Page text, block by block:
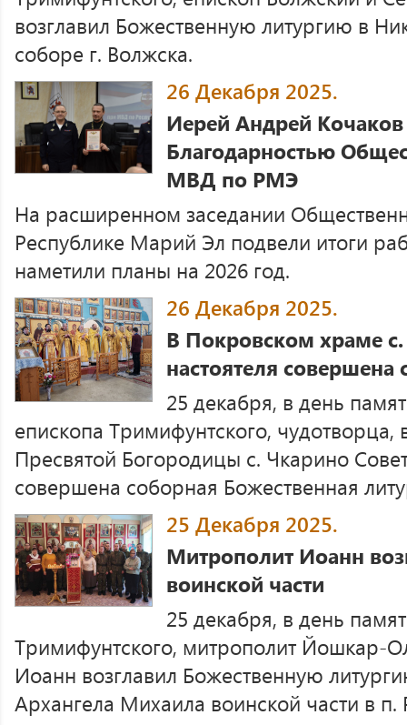
возглавил Божественную литургию в
соборе г. Волжска.
26 Декабря 2025.
Иерей Андрей
Благодарностью
МВД по РМЭ
На расширенном заседании
Республике Марий Эл подвели итоги
наметили планы на 2026 год.
26 Декабря 2025.
В Покровском храме
настоятеля совершена
25 декабря, в день
епископа Тримифунтского,
Пресвятой Богородицы с. Чкарино
совершена соборная Божественная
25 Декабря 2025.
Митрополит Иоанн
воинской части
25 декабря, в день
Тримифунтского, митрополит Йошкар-
Иоанн возглавил Божественную
Архангела Михаила воинской части в п.